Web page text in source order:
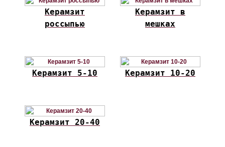
Керамзит
россыпью
Керамзит в
мешках
Керамзит 5-10 Керамзит 10-20
Керамзит 20-40